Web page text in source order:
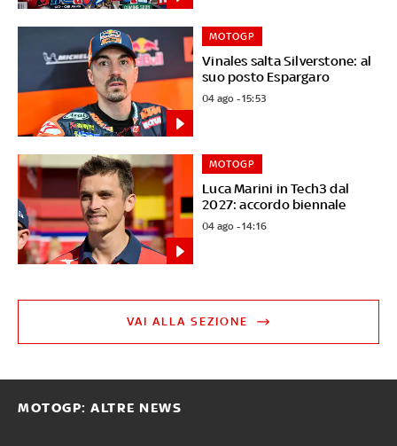
Vinales salta Silverstone: al
suo posto Espargaro
MOTOGP
04 ago - 15:53
Luca Marini in Tech3 dal
2027: accordo biennale
MOTOGP
04 ago - 14:16
VAI ALLA SEZIONE
MOTOGP: ALTRE NEWS